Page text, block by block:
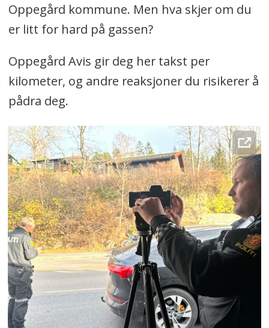
Oppegård kommune. Men hva skjer om du
er litt for hard på gassen?
Oppegård Avis gir deg her takst per
kilometer, og andre reaksjoner du risikerer å
pådra deg.